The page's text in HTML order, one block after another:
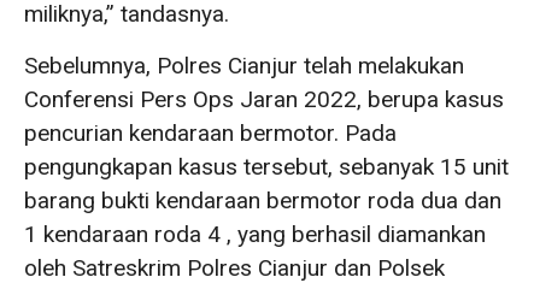
miliknya,” tandasnya.
Sebelumnya, Polres Cianjur telah melakukan
Conferensi Pers Ops Jaran 2022, berupa kasus
pencurian kendaraan bermotor. Pada
pengungkapan kasus tersebut, sebanyak 15 unit
barang bukti kendaraan bermotor roda dua dan
1 kendaraan roda 4 , yang berhasil diamankan
oleh Satreskrim Polres Cianjur dan Polsek